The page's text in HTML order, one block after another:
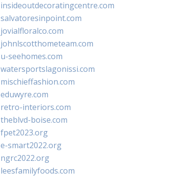
insideoutdecoratingcentre.com
salvatoresinpoint.com
jovialfloralco.com
johnlscotthometeam.com
u-seehomes.com
watersportslagonissi.com
mischieffashion.com
eduwyre.com
retro-interiors.com
theblvd-boise.com
fpet2023.org
e-smart2022.org
ngrc2022.org
leesfamilyfoods.com